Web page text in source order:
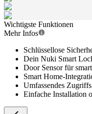
Wichtigste Funktionen
Mehr Infos
Schlüssellose
Dein Nuki Smart
Door Sensor für
Smart Home-
Umfassendes
Einfache Installation